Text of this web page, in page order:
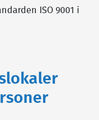
ISO 9001 i